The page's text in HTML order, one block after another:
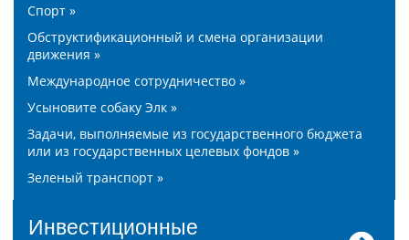
Спорт »
Обструктификационный и смена организации
движения »
Международное сотрудничество »
Усыновите собаку Элк »
Задачи, выполняемые из государственного бюджета
или из государственных целевых фондов »
Зеленый транспорт »
Инвестиционные